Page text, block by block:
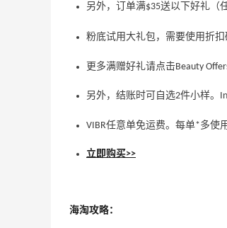
另外，订单满$35送以下好礼（
粉底试用大礼包，需要使用折扣
更多满赠好礼请点击Beauty
另外，结账时可自选2件小样。
VIBR任意单免运费。每单*多使
立即购买>>
海淘攻略：
2天9小时
Suit Negozi：夏季大促
SS26时尚大牌低至5.5折
Suit Negozi
Macy's：美妆精选10日
邮
关注兰蔻、雅诗兰黛等 每